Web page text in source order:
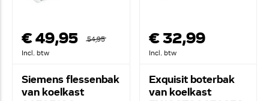
€ 49,95
54,95
Incl. btw
Siemens flessenbak
van koelkast
€ 32,99
Incl. btw
Exquisit boterbak
van koelkast